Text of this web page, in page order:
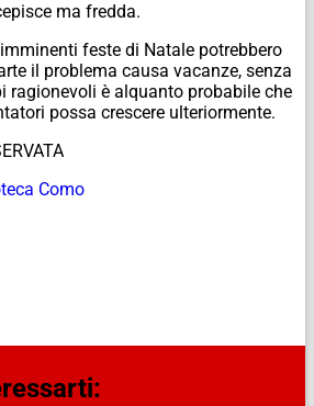
ma fredda.
imminenti feste di Natale potrebbero
il problema causa vacanze, senza
ragionevoli è alquanto probabile che
possa crescere ulteriormente.
Como